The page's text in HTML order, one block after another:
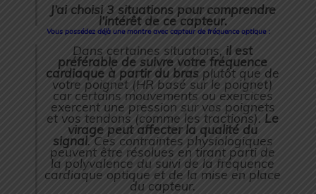
J’ai choisi 3 situations pour comprendre
l’intérêt de ce capteur.
Vous possédez déjà une montre avec capteur de fréquence optique:
Dans certaines situations, il est
préférable de suivre votre fréquence
cardiaque à partir du bras plutôt que de
votre poignet (HR basé sur le poignet)
car certains mouvements ou exercices
exercent une pression sur vos poignets
et vos tendons (comme les tractions). Le
virage peut affecter la qualité du
signal. Ces contraintes physiologiques
peuvent être résolues en tirant parti de
la polyvalence du suivi de la fréquence
cardiaque optique et de la mise en place
du capteur.